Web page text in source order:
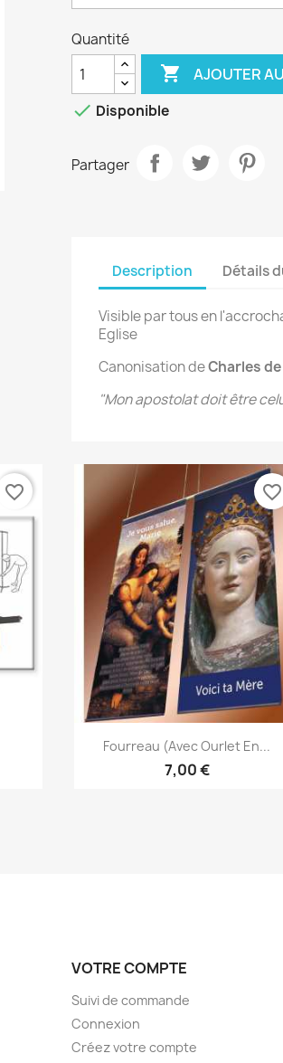
Quantité
 AJOUTER
 Disponible
Partager
Description Détails
Visible par tous en
Eglise
Canonisation deCharles de
"Mon apostolat doit être
favorite_border
Aperçu rapide
Fourreau (avec Ourlet En...
7,00 €
favorite_border
VOTRE COMPTE
Suivi de commande
Connexion
Créez votre compte